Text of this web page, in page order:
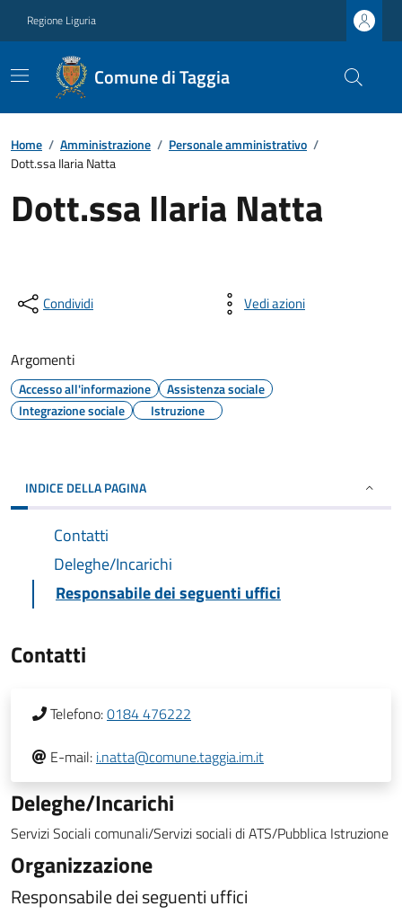
Regione Liguria
Comune di Taggia
Home / Amministrazione / Personale amministrativo /
Dott.ssa Ilaria Natta
Dott.ssa Ilaria Natta
Condividi Vedi azioni
Argomenti
Accesso all'informazione
Assistenza sociale
Integrazione sociale
Istruzione
INDICE DELLA PAGINA
Contatti
Deleghe/Incarichi
Responsabile dei seguenti uffici
Contatti
Telefono:0184 476222
E-mail: i.natta@comune.taggia.im.it
Deleghe/Incarichi
Servizi Sociali comunali/Servizi sociali di ATS/Pubblica Istruzione
Organizzazione
Responsabile dei seguenti uffici